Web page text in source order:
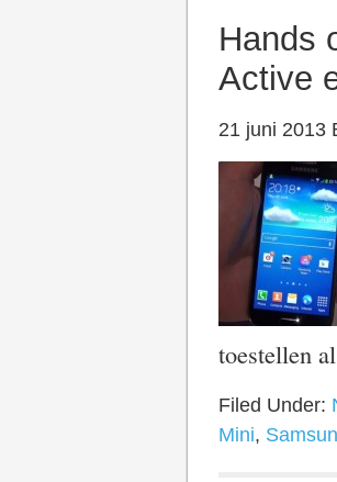
Hands
Active
21 juni 2013
toestellen
Filed Under:
Mini,